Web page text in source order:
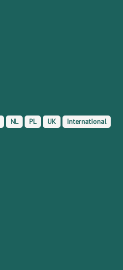
NL PL UK International